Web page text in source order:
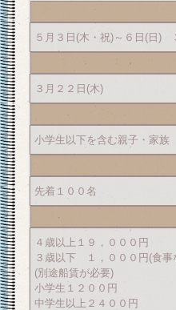
５月３日(木・祝)～６日(日)
３月２２日(木)
小学生以下を含む親子・家族
先着１００名
４歳以上１９，０００円
３歳以下 １，０００円(食事
(別途船賃が必要)
小学生１２００円
中学生以上２４００円